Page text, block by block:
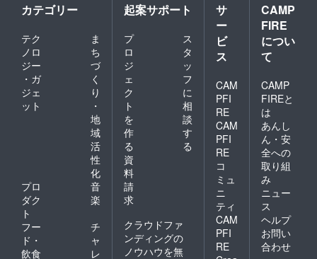
カテゴリー
テク
ノロ
ジー
・ガ
ジェ
ット
ま
ち
づ
く
り
・
地
域
活
性
化
プロ
ダク
ト
音
楽
フー
ド・
飲食
チ
ャ
レ
起案サポート
プ
ロ
ジ
ェ
ク
ト
を
作
る
ス
タ
ッ
フ
に
相
談
す
る
資
料
請
求
クラウドファ
ンディングの
ノウハウを無
サ
ー
ビ
ス
CAM
PFI
RE
CAM
PFI
RE
コ
ミュ
ニ
ティ
CAM
PFI
RE
CAMP
FIRE
につい
て
CAMP
FIREと
は
あんし
ん・安
全への
取り組
み
ニュー
ス
ヘルプ
お問い
合わせ